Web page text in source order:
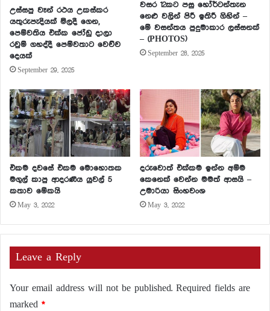
උස්සපු වෑන් රථය උකස්කර
යතුරුපැදියක් මිලදී ගෙන,
පෙම්වතිය එක්ක ජෝඩු දාලා
රවුම් ගහද්දී පෙම්වතාට වෙච්ච
දෙයක්
September 29, 2025
වසර 12කට පසු හෝර්ටන්තැන
නෙළු වලින් පිරී ඉතිරී ගිහින් –
මේ වසන්තය පුදුමාකාර ලස්සනක්
– (PHOTOS)
September 28, 2025
එකම දවසේ එකම මොහොතක
මගුල් කාපු ආදරණීය යුවල් 5
කතාව මේකයි
May 3, 2022
දරුවොත් එක්කම ඉන්න අම්ම
කෙනෙක් වෙන්න මමත් ආසයි –
උමාරියා සිංහවංශ
May 3, 2022
Leave a Reply
Your email address will not be published. Required fields are
marked *